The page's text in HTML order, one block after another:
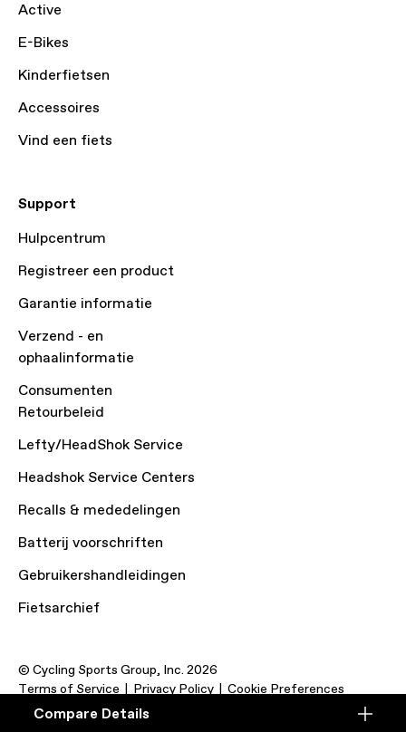
Compare
Compare Details
Active
E-Bikes
Kinderfietsen
Accessoires
Vind een fiets
Support
Hulpcentrum
Registreer een product
Garantie informatie
Verzend - en
ophaalinformatie
Consumenten
Retourbeleid
Lefty/HeadShok Service
Headshok Service Centers
Recalls & mededelingen
Batterij voorschriften
Gebruikershandleidingen
Fietsarchief
© Cycling Sports Group, Inc. 2026
Terms of Service
Privacy Policy Cookie Preferences